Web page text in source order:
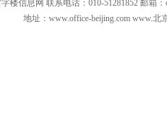
楼信息网 联系电话：010-51281852 邮箱：
地址：www.office-beijing.com www.